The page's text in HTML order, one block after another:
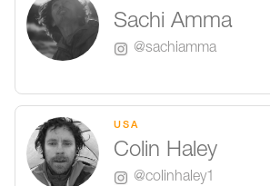
Sachi Amma
@sachiamma
USA
Colin Haley
@colinhaley1